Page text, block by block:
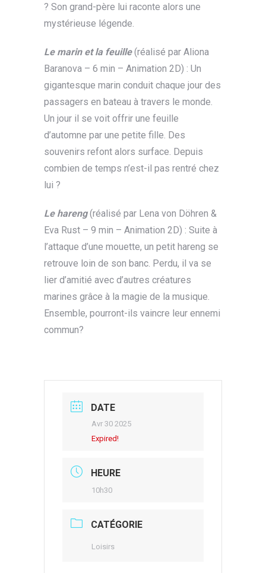
? Son grand-père lui raconte alors une
mystérieuse légende.
Le marin et la feuille(réalisé par Aliona
Baranova – 6 min – Animation 2D) : Un
gigantesque marin conduit chaque jour des
passagers en bateau à travers le monde.
Un jour il se voit offrir une feuille
d’automne par une petite fille. Des
souvenirs refont alors surface. Depuis
combien de temps n’est-il pas rentré chez
lui ?
Le hareng (réalisé par Lena von Döhren &
Eva Rust – 9 min – Animation 2D) : Suite à
l’attaque d’une mouette, un petit hareng se
retrouve loin de son banc. Perdu, il va se
lier d’amitié avec d’autres créatures
marines grâce à la magie de la musique.
Ensemble, pourront-ils vaincre leur ennemi
commun?
DATE
Avr 30 2025
Expired!
HEURE
10h30
CATÉGORIE
Loisirs